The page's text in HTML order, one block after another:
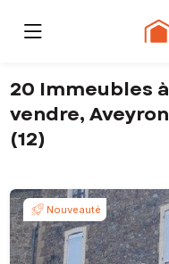
20 Immeubles à
vendre, Aveyron
(12)
Nouveauté